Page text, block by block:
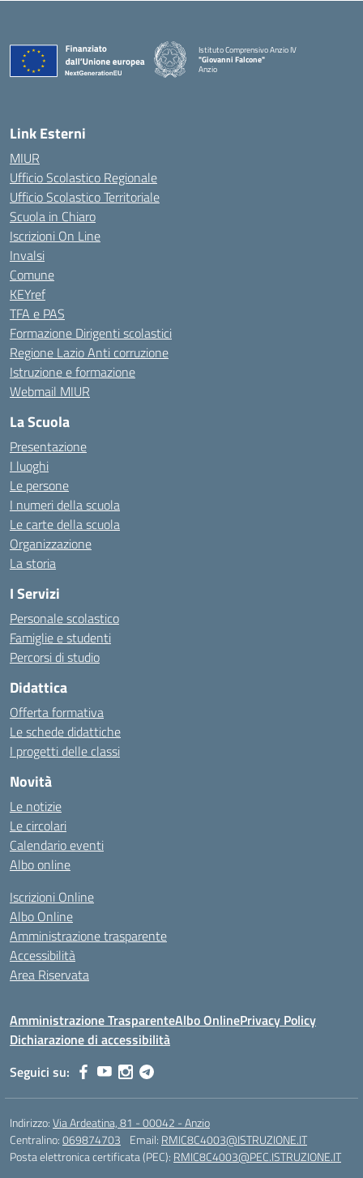
Istituto Comprensivo Anzio IV
"Giovanni Falcone"
Anzio
Link Esterni
MIUR
Ufficio Scolastico Regionale
Ufficio Scolastico Territoriale
Scuola in Chiaro
Iscrizioni On Line
Invalsi
Comune
KEYref
TFA e PAS
Formazione Dirigenti scolastici
Regione Lazio Anti corruzione
Istruzione e formazione
Webmail MIUR
La Scuola
Presentazione
I luoghi
Le persone
I numeri della scuola
Le carte della scuola
Organizzazione
La storia
I Servizi
Personale scolastico
Famiglie e studenti
Percorsi di studio
Didattica
Offerta formativa
Le schede didattiche
I progetti delle classi
Novità
Le notizie
Le circolari
Calendario eventi
Albo online
Iscrizioni Online
Albo Online
Amministrazione trasparente
Accessibilità
Area Riservata
Amministrazione TrasparenteAlbo OnlinePrivacy Policy
Dichiarazione di accessibilità
Seguici su:
Indirizzo:Via Ardeatina, 81 - 00042 - Anzio
Centralino:069874703 Email: RMIC8C4003@ISTRUZIONE.IT
Posta elettronica certificata (PEC): RMIC8C4003@PEC.ISTRUZIONE.IT